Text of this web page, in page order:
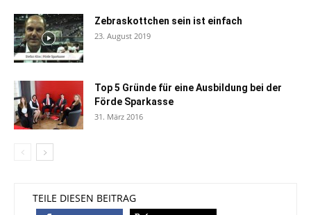
Zebraskottchen sein ist einfach
23. August 2019
Top 5 Gründe für eine Ausbildung bei der
Förde Sparkasse
31. März 2016
TEILE DIESEN BEITRAG